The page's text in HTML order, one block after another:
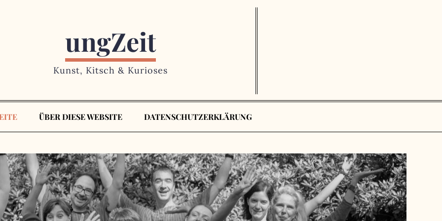
ungZeit
Kunst, Kitsch & Kurioses
ÜBER DIESE WEBSITE DATENSCHUTZERKLÄRUNG